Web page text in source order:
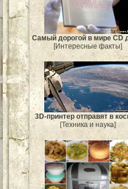
Самый дорогой в мире CD
[Интересные факты]
3D-принтер отправят в
[Техника и наука]